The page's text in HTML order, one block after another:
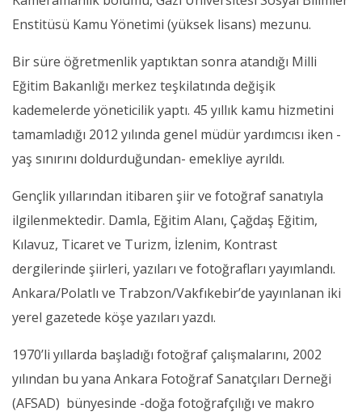
Enstitüsü Kamu Yönetimi (yüksek lisans) mezunu.
Bir süre öğretmenlik yaptıktan sonra atandığı Milli
Eğitim Bakanlığı merkez teşkilatında değişik
kademelerde yöneticilik yaptı. 45 yıllık kamu hizmetini
tamamladığı 2012 yılında genel müdür yardımcısı iken -
yaş sınırını doldurduğundan- emekliye ayrıldı.
Gençlik yıllarından itibaren şiir ve fotoğraf sanatıyla
ilgilenmektedir. Damla, Eğitim Alanı, Çağdaş Eğitim,
Kılavuz, Ticaret ve Turizm, İzlenim, Kontrast
dergilerinde şiirleri, yazıları ve fotoğrafları yayımlandı.
Ankara/Polatlı ve Trabzon/Vakfıkebir’de yayınlanan iki
yerel gazetede köşe yazıları yazdı.
1970’li yıllarda başladığı fotoğraf çalışmalarını, 2002
yılından bu yana Ankara Fotoğraf Sanatçıları Derneği
(AFSAD) bünyesinde -doğa fotoğrafçılığı ve makro